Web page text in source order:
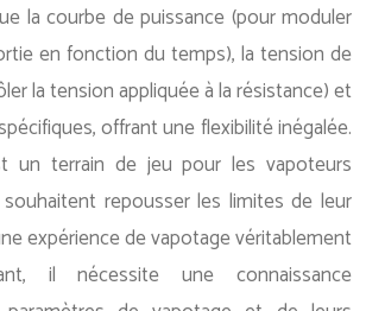
la courbe de puissance (pour moduler
en fonction du temps), la tension de
la tension appliquée à la résistance) et
offrant une flexibilité inégalée.
un terrain de jeu pour les vapoteurs
repousser les limites de leur
expérience de vapotage véritablement
il nécessite une connaissance